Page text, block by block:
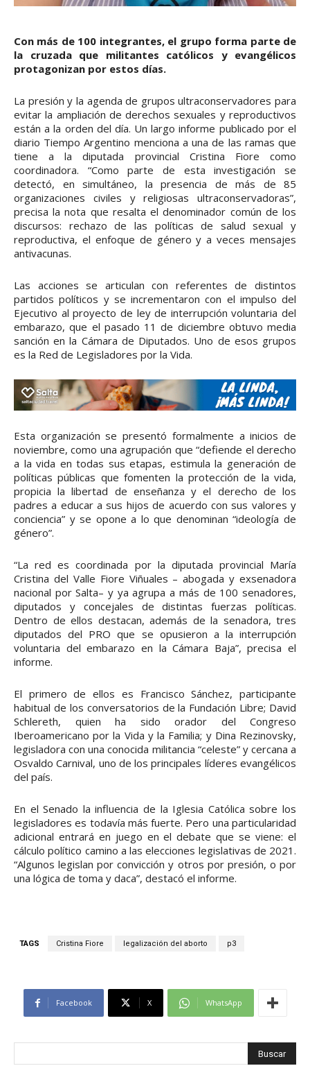
Con más de 100 integrantes, el grupo forma parte de
la cruzada que militantes católicos y evangélicos
protagonizan por estos días.
La presión y la agenda de grupos ultraconservadores para
evitar la ampliación de derechos sexuales y reproductivos
están a la orden del día. Un largo informe publicado por el
diario Tiempo Argentino menciona a una de las ramas que
tiene a la diputada provincial Cristina Fiore como
coordinadora. “Como parte de esta investigación se
detectó, en simultáneo, la presencia de más de 85
organizaciones civiles y religiosas ultraconservadoras”,
precisa la nota que resalta el denominador común de los
discursos: rechazo de las políticas de salud sexual y
reproductiva, el enfoque de género y a veces mensajes
antivacunas.
Las acciones se articulan con referentes de distintos
partidos políticos y se incrementaron con el impulso del
Ejecutivo al proyecto de ley de interrupción voluntaria del
embarazo, que el pasado 11 de diciembre obtuvo media
sanción en la Cámara de Diputados. Uno de esos grupos
es la Red de Legisladores por la Vida.
Esta organización se presentó formalmente a inicios de
noviembre, como una agrupación que “defiende el derecho
a la vida en todas sus etapas, estimula la generación de
políticas públicas que fomenten la protección de la vida,
propicia la libertad de enseñanza y el derecho de los
padres a educar a sus hijos de acuerdo con sus valores y
conciencia” y se opone a lo que denominan “ideología de
género”.
“La red es coordinada por la diputada provincial María
Cristina del Valle Fiore Viñuales – abogada y exsenadora
nacional por Salta– y ya agrupa a más de 100 senadores,
diputados y concejales de distintas fuerzas políticas.
Dentro de ellos destacan, además de la senadora, tres
diputados del PRO que se opusieron a la interrupción
voluntaria del embarazo en la Cámara Baja”, precisa el
informe.
El primero de ellos es Francisco Sánchez, participante
habitual de los conversatorios de la Fundación Libre; David
Schlereth, quien ha sido orador del Congreso
Iberoamericano por la Vida y la Familia; y Dina Rezinovsky,
legisladora con una conocida militancia “celeste” y cercana a
Osvaldo Carnival, uno de los principales líderes evangélicos
del país.
En el Senado la influencia de la Iglesia Católica sobre los
legisladores es todavía más fuerte. Pero una particularidad
adicional entrará en juego en el debate que se viene: el
cálculo político camino a las elecciones legislativas de 2021.
“Algunos legislan por convicción y otros por presión, o por
una lógica de toma y daca”, destacó el informe.
TAGS Cristina Fiore legalización del aborto p3
Facebook X WhatsApp